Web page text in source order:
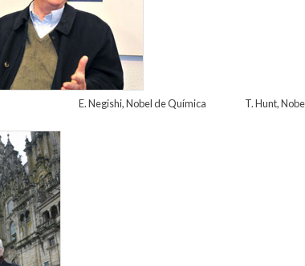
E. Negishi, Nobel de Química T. Hunt,